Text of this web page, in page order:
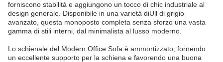
forniscono stabilità e aggiungono un tocco di chic industriale al
design generale. Disponibile in una varietà diUll di grigio
avanzato , questa monoposto completa senza sforzo una vasta
gamma di stili interni, dal minimalista al lusso moderno.
Lo schienale del Modern Office Sofa è ammortizzato, fornendo
un eccellente supporto per la schiena e favorendo una buona